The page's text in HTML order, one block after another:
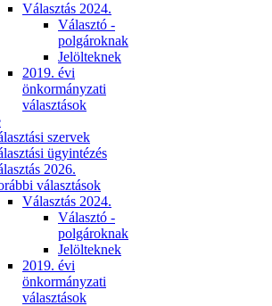
Választás 2024.
Választó -
polgároknak
Jelölteknek
2019. évi
önkormányzati
választások
szervek
ügyintézés
2026.
választások
Választás 2024.
Választó -
polgároknak
Jelölteknek
2019. évi
önkormányzati
választások